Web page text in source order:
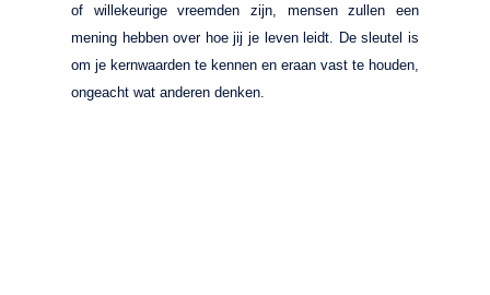
of willekeurige vreemden zijn, mensen zullen een
mening hebben over hoe jij je leven leidt. De sleutel is
om je kernwaarden te kennen en eraan vast te houden,
ongeacht wat anderen denken.